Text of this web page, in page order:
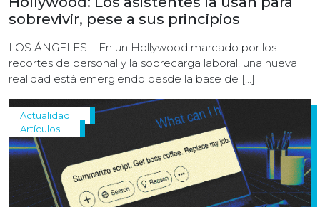
sobrevivir, pese a sus principios
LOS ÁNGELES – En un Hollywood marcado por los
recortes de personal y la sobrecarga laboral, una nueva
realidad está emergiendo desde la base de […]
Actualidad
Artículos